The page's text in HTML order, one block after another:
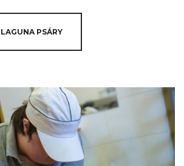
PSÁRY